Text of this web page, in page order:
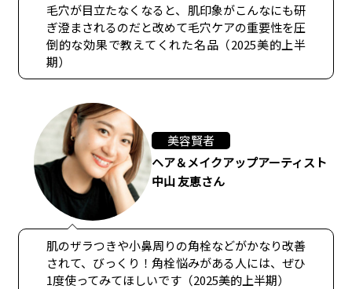
毛穴が目立たなくなると、肌印象がこんなにも研
ぎ澄まされるのだと改めて毛穴ケアの重要性を圧
倒的な効果で教えてくれた名品（2025美的上半
期）
美容賢者
ヘア＆メイクアップアーティスト
中山 友恵さん
肌のザラつきや小鼻周りの角栓などがかなり改善
されて、びっくり！角栓悩みがある人には、ぜひ
1度使ってみてほしいです（2025美的上半期）